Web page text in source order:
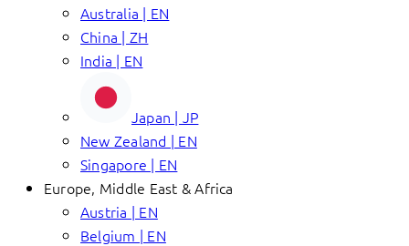
Australia | EN
China | ZH
India | EN
Japan | JP
New Zealand | EN
Singapore | EN
Europe, Middle East & Africa
Austria | EN
Belgium | EN